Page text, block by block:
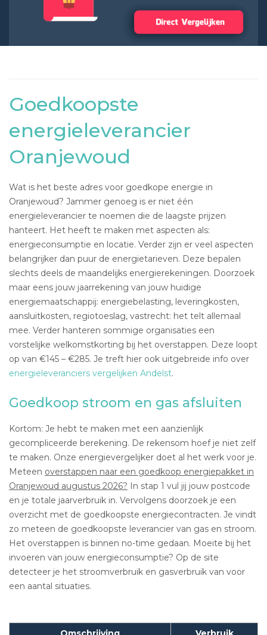
Goedkoopste
energieleverancier
Oranjewoud
Wat is het beste adres voor goedkope energie in
Oranjewoud? Jammer genoeg is er niet één
energieleverancier te noemen die de laagste prijzen
hanteert. Het heeft te maken met aspecten als:
energieconsumptie en locatie. Verder zijn er veel aspecten
belangrijker dan puur de energietarieven. Deze bepalen
slechts deels de maandelijks energierekeningen. Doorzoek
maar eens jouw jaarrekening van jouw huidige
energiemaatschappij: energiebelasting, leveringkosten,
aansluitkosten, regiotoeslag, vastrecht: het telt allemaal
mee. Verder hanteren sommige organisaties een
vorstelijke welkomstkorting bij het overstappen. Deze loopt
op van €145 – €285. Je treft hier ook uitgebreide info over
energieleveranciers vergelijken Andelst.
Goedkoop stroom en gas afsluiten
Kortom: Je hebt te maken met een aanzienlijk
gecompliceerde berekening. De rekensom hoef je niet zelf
te maken. Onze energievergelijker doet al het werk voor je.
Meteen overstappen naar een goedkoop energiepakket in
Oranjewoud augustus 2026? In stap 1 vul jij jouw postcode
en je totale jaarverbruik in. Vervolgens doorzoek je een
overzicht met de goedkoopste energiecontracten. Je vindt
zo meteen de goedkoopste leverancier van gas en stroom.
Het overstappen is binnen no-time gedaan. Moeite bij het
invoeren van jouw energieconsumptie? Op de site
detecteer je het stroomverbruik en gasverbruik van voor
een aantal situaties.